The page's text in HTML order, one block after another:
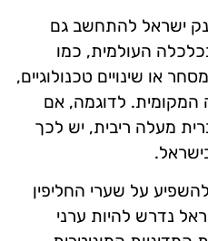
ישראל להתחשב גם
בכלכלה העולמית, כמו
או שינויים טכנולוגיים,
המקומית. לדוגמה, אם
מעלה ריבית, יש לכך
על שערי החליפין
נדרש להיות ערני